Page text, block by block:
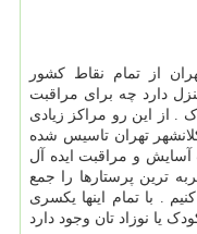
از تمام نقاط کشور
دارد چه برای مراقبت
. از این رو مراکز زیادی
تهران تاسیس شده
آسایش و مراقبت ایده آل
ترین پرستارها را جمع
. با تمام اینها یکسری
یا نوزاد تان وجود دارد